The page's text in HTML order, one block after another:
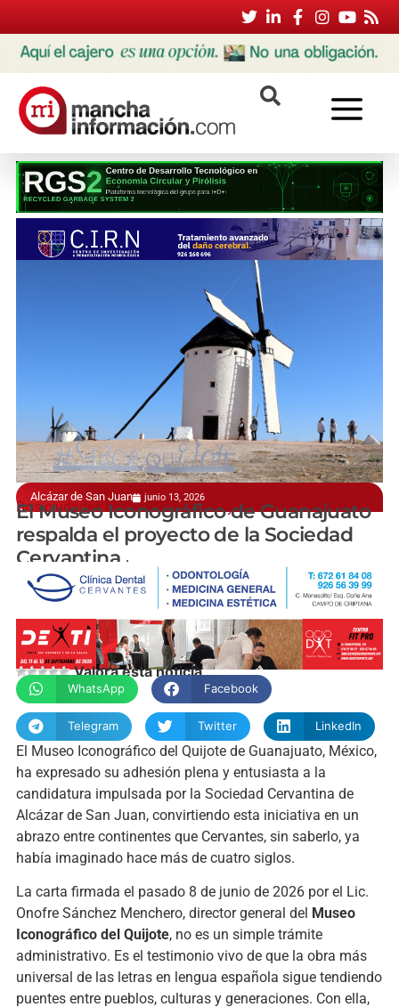
Alcázar de San Juan junio 13, 2026
Dos ciudades hermanadas a uno y otro lado del Atlántico
El Museo Iconográfico de Guanajuato
respalda el proyecto de la Sociedad
Cervantina
manchainformacion.com
Valora esta noticia
WhatsApp Facebook
Telegram Twitter LinkedIn
El Museo Iconográfico del Quijote de Guanajuato, México,
ha expresado su adhesión plena y entusiasta a la
candidatura impulsada por la Sociedad Cervantina de
Alcázar de San Juan, convirtiendo esta iniciativa en un
abrazo entre continentes que Cervantes, sin saberlo, ya
había imaginado hace más de cuatro siglos.
La carta firmada el pasado 8 de junio de 2026 por el Lic.
Onofre Sánchez Menchero, director general del Museo
Iconográfico del Quijote, no es un simple trámite
administrativo. Es el testimonio vivo de que la obra más
universal de las letras en lengua española sigue tendiendo
puentes entre pueblos, culturas y generaciones. Con ella,